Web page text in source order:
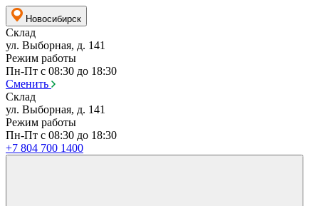
Новосибирск
Склад
ул. Выборная, д. 141
Режим работы
Пн-Пт с 08:30 до 18:30
Сменить
Склад
ул. Выборная, д. 141
Режим работы
Пн-Пт с 08:30 до 18:30
+7 804 700 1400